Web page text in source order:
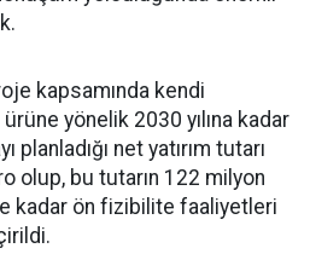
kapsamında kendi
yönelik 2030 yılına kadar
planladığı net yatırım tutarı
olup, bu tutarın 122 milyon
kadar ön fizibilite faaliyetleri